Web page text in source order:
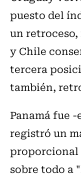
puesto del
un
y Chile
tercera
también,
Panamá fue
registró un
proporcional
sobre todo a